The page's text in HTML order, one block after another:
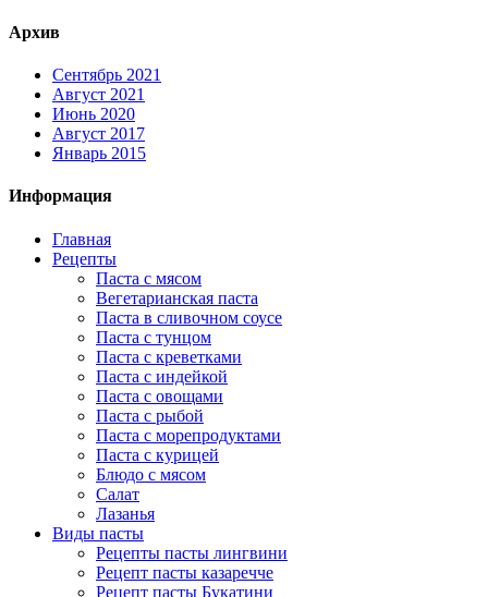
Архив
Сентябрь 2021
Август 2021
Июнь 2020
Август 2017
Январь 2015
Информация
Главная
Рецепты
Паста с мясом
Вегетарианская паста
Паста в сливочном соусе
Паста с тунцом
Паста с креветками
Паста с индейкой
Паста с овощами
Паста с рыбой
Паста с морепродуктами
Паста с курицей
Блюдо с мясом
Салат
Лазанья
Виды пасты
Рецепты пасты лингвини
Рецепт пасты казаречче
Рецепт пасты Букатини